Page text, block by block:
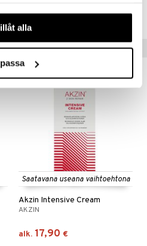
av vår webbplats.
alla
tuotteet
Saatavana useana vaihtoehtona
Akzin Intensive Cream
AKZIN
alk. 17,90 €